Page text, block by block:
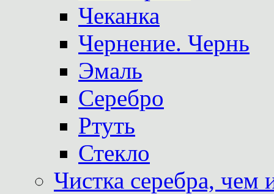
Чеканка
Чернение. Чернь
Эмаль
Серебро
Ртуть
Стекло
Чистка серебра, чем